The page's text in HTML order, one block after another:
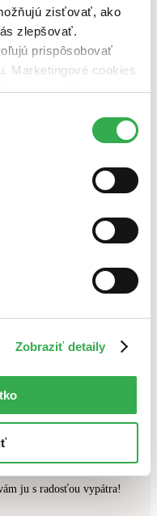
zisťovať, ako
zlepšovať.
prispôsobovať
Marketingové cookies
reklamy.
všetky tieto
Zobraziť detaily
čítaná - výborný stav
(0 titulov)čítaná - mierne
podmienkam.
ju s radosťou vypátra!